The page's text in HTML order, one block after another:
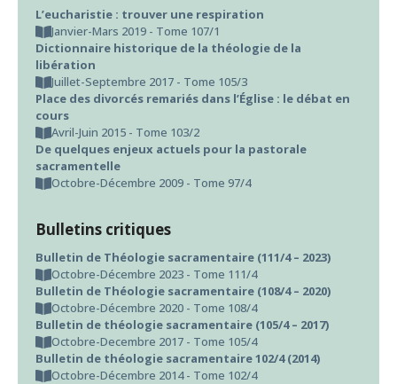
L’eucharistie : trouver une respiration
Janvier-Mars 2019 - Tome 107/1
Dictionnaire historique de la théologie de la
libération
Juillet-Septembre 2017 - Tome 105/3
Place des divorcés remariés dans l’Église : le débat en
cours
Avril-Juin 2015 - Tome 103/2
De quelques enjeux actuels pour la pastorale
sacramentelle
Octobre-Décembre 2009 - Tome 97/4
Bulletins critiques
Bulletin de Théologie sacramentaire (111/4 – 2023)
Octobre-Décembre 2023 - Tome 111/4
Bulletin de Théologie sacramentaire (108/4 – 2020)
Octobre-Décembre 2020 - Tome 108/4
Bulletin de théologie sacramentaire (105/4 – 2017)
Octobre-Decembre 2017 - Tome 105/4
Bulletin de théologie sacramentaire 102/4 (2014)
Octobre-Décembre 2014 - Tome 102/4